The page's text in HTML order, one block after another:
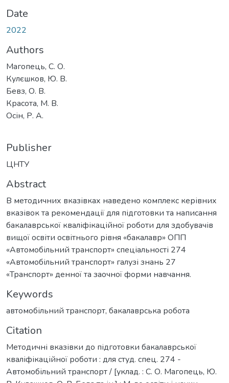
Date
2022
Authors
Магопець, С. О.
Кулєшков, Ю. В.
Бевз, О. В.
Красота, М. В.
Осін, Р. А.
Publisher
ЦНТУ
Abstract
В методичних вказівках наведено комплекс керівних
вказівок та рекомендації для підготовки та написання
бакалаврської кваліфікаційної роботи для здобувачів
вищої освіти освітнього рівня «бакалавр» ОПП
«Автомобільний транспорт» спеціальності 274
«Автомобільний транспорт» галузі знань 27
«Транспорт» денної та заочної форми навчання.
Keywords
автомобільний транспорт, бакалаврська робота
Citation
Методичні вказівки до підготовки бакалаврської
кваліфікаційної роботи : для студ. спец. 274 -
Автомобільний транспорт / [уклад. : С. О. Магопець, Ю.